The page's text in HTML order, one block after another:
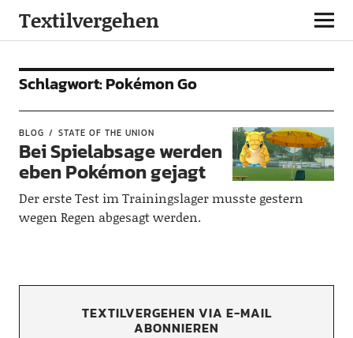
Textilvergehen
Schlagwort:Pokémon Go
BLOG STATE OF THE UNION
Bei Spielabsage werden
eben Pokémon gejagt
Der erste Test im Trainingslager musste gestern
wegen Regen abgesagt werden.
TEXTILVERGEHEN VIA E-MAIL
ABONNIEREN